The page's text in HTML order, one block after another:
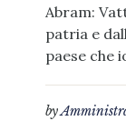
Abram:
patria e
paese che
by